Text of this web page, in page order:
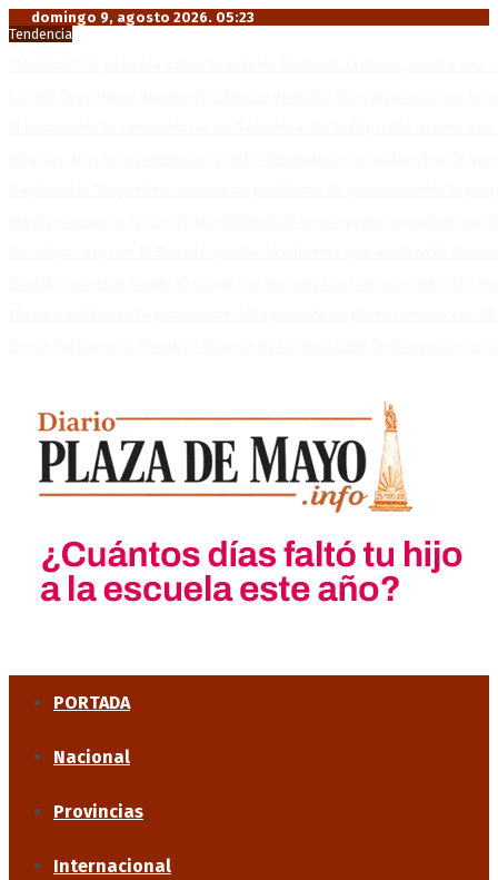
domingo 9, agosto 2026. 05:23
Tendencia
PORTADA
Nacional
Provincias
Internacional